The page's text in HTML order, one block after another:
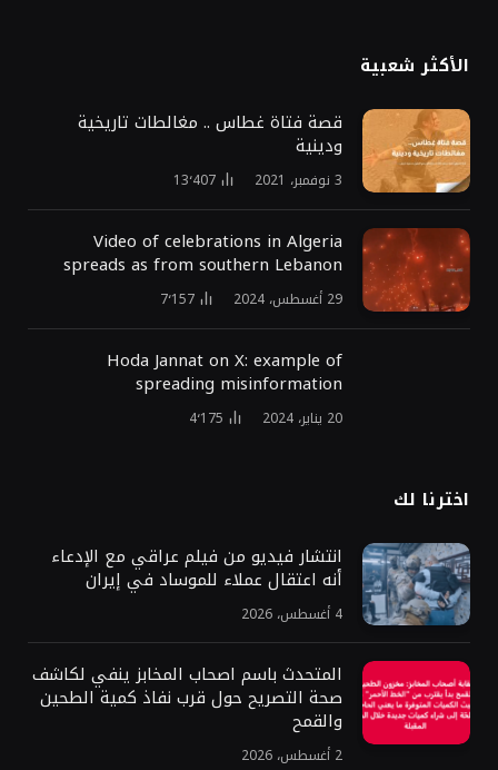
الأكثر شعبية
قصة فتاة غطاس .. مغالطات تاريخية
ودينية
3 نوفمبر، 2021 13٬407
Video of celebrations in Algeria
spreads as from southern Lebanon
29 أغسطس، 2024 7٬157
Hoda Jannat on X: example of
spreading misinformation
20 يناير، 2024 4٬175
اخترنا لك
انتشار فيديو من فيلم عراقي مع الإدعاء
أنه اعتقال عملاء للموساد في إيران
4 أغسطس، 2026
المتحدث باسم اصحاب المخابز ينفي لكاشف
صحة التصريح حول قرب نفاذ كمية الطحين
والقمح
2 أغسطس، 2026